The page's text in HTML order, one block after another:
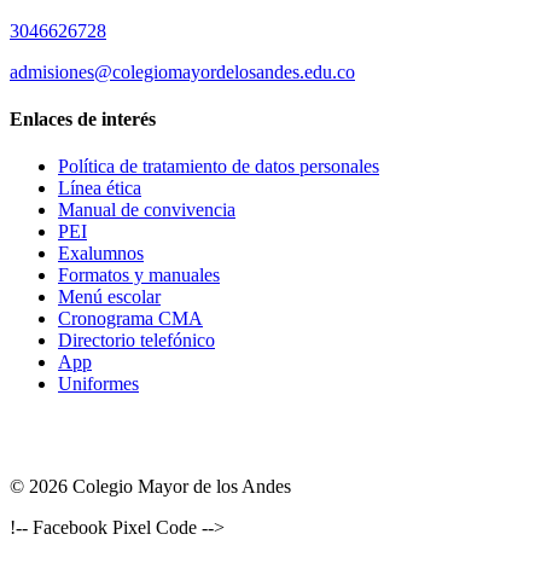
3046626728
admisiones@colegiomayordelosandes.edu.co
Enlaces de interés
Política de tratamiento de datos personales
Línea ética
Manual de convivencia
PEI
Exalumnos
Formatos y manuales
Menú escolar
Cronograma CMA
Directorio telefónico
App
Uniformes
© 2026 Colegio Mayor de los Andes
!-- Facebook Pixel Code -->